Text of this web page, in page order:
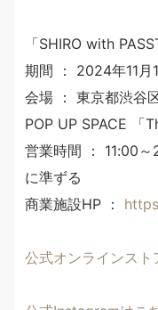
「SHIRO with
期間 ： 2024年11月
会場 ： 東京都渋谷
POP UP SPACE 「
営業時間 ： 11:00
に準ずる
商業施設HP ：
公式オンラインスト